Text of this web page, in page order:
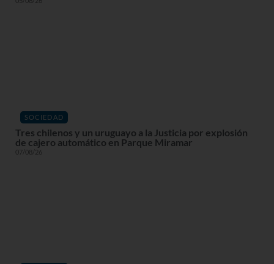
SOCIEDAD
Tres chilenos y un uruguayo a la Justicia por explosión
de cajero automático en Parque Miramar
07/08/26